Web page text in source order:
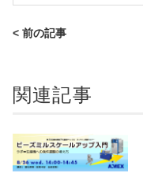
< 前の記事
関連記事